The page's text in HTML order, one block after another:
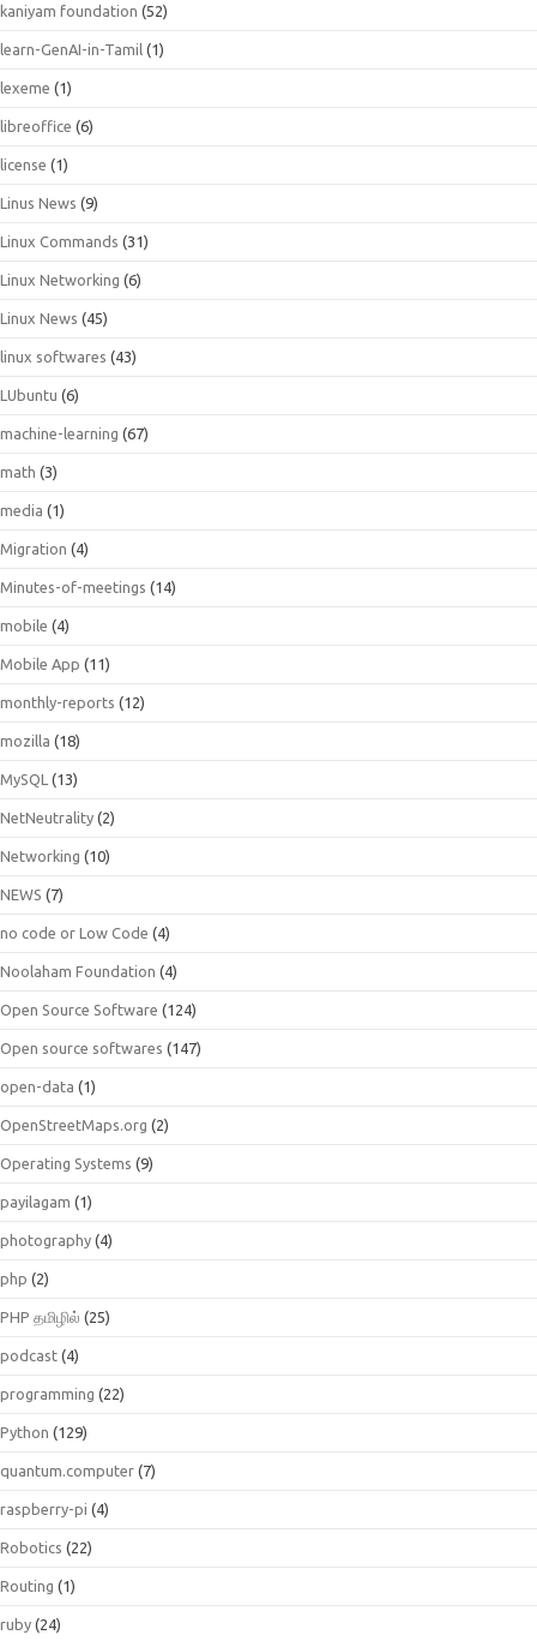
kaniyam foundation (52)
learn-GenAI-in-Tamil (1)
lexeme (1)
libreoffice (6)
license (1)
Linus News (9)
Linux Commands (31)
Linux Networking (6)
Linux News (45)
linux softwares (43)
LUbuntu (6)
machine-learning (67)
math (3)
media (1)
Migration (4)
Minutes-of-meetings (14)
mobile (4)
Mobile App (11)
monthly-reports (12)
mozilla (18)
MySQL (13)
NetNeutrality (2)
Networking (10)
NEWS (7)
no code or Low Code (4)
Noolaham Foundation (4)
Open Source Software (124)
Open source softwares (147)
open-data (1)
OpenStreetMaps.org (2)
Operating Systems (9)
payilagam (1)
photography (4)
php (2)
PHP தமிழில் (25)
podcast (4)
programming (22)
Python (129)
quantum.computer (7)
raspberry-pi (4)
Robotics (22)
Routing (1)
ruby (24)